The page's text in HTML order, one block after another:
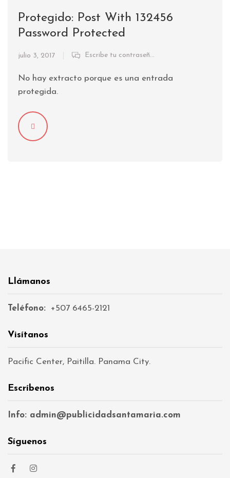
Protegido: Post With 132456
Password Protected
julio 3, 2017 Escribe tu contraseña para ver los comentarios.
No hay extracto porque es una entrada
protegida.
Llámanos
Teléfono: +507 6465-2121
Visítanos
Pacific Center, Paitilla. Panama City.
Escríbenos
Info: admin@publicidadsantamaria.com
Síguenos